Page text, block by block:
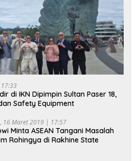
di IKN Dipimpin Sultan Paser 18,
Safety Equipment
16 Maret 2019 | 17:57
Minta ASEAN Tangani Masalah
Rohingya di Rakhine State